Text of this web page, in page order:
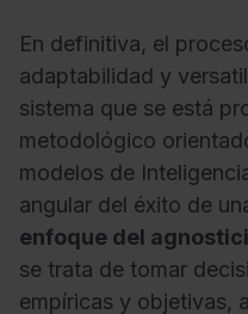
En definitiva, el
adaptabilidad y
sistema que se está
metodológico
modelos de
angular del éxito de
enfoque del
se trata de tomar
empíricas y objetivas,